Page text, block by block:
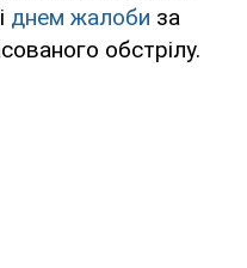
днем жалоби за
обстрілу.